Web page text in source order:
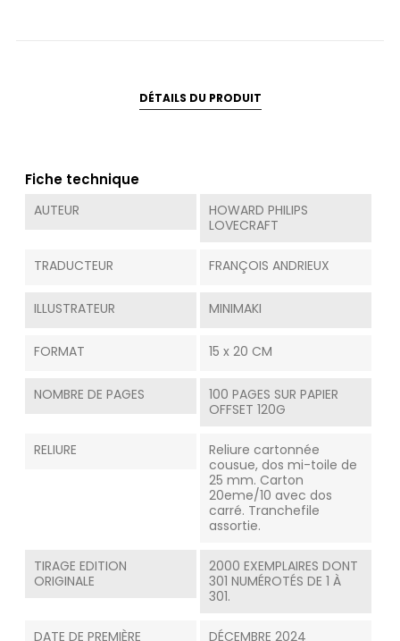
DÉTAILS DU PRODUIT
Fiche technique
AUTEUR
HOWARD PHILIPS
LOVECRAFT
TRADUCTEUR FRANÇOIS ANDRIEUX
ILLUSTRATEUR MINIMAKI
FORMAT 15 x 20 CM
NOMBRE DE PAGES
100 PAGES SUR PAPIER
OFFSET 120G
RELIURE
Reliure cartonnée
cousue, dos mi-toile de
25 mm. Carton
20eme/10 avec dos
carré. Tranchefile
assortie.
TIRAGE EDITION
ORIGINALE
2000 EXEMPLAIRES DONT
301 NUMÉROTÉS DE 1 À
301.
DATE DE PREMIÈRE
DÉCEMBRE 2024